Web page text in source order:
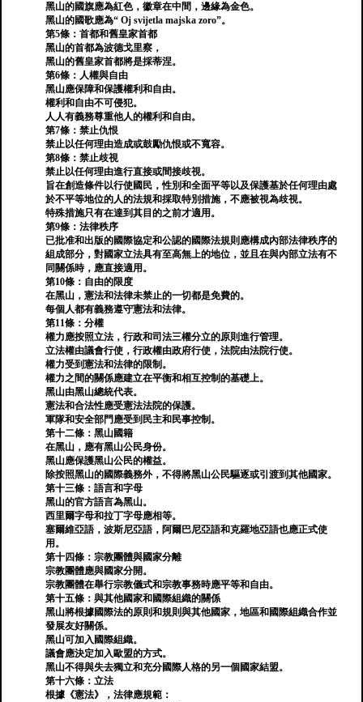
黑山的國旗應為紅色，徽章在中間，邊緣為金色。
黑山的國歌應為“ Oj svijetla majska zoro”。
第5條：首都和舊皇家首都
黑山的首都為波德戈里察，
黑山的舊皇家首都將是採蒂涅。
第6條：人權與自由
黑山應保障和保護權利和自由。
權利和自由不可侵犯。
人人有義務尊重他人的權利和自由。
第7條：禁止仇恨
禁止以任何理由造成或鼓勵仇恨或不寬容。
第8條：禁止歧視
禁止以任何理由進行直接或間接歧視。
旨在創造條件以行使國民，性別和全面平等以及保護基於任何理由處
於不平等地位的人的法規和採取特別措施，不應被視為歧視。
特殊措施只有在達到其目的之前才適用。
第9條：法律秩序
已批准和出版的國際協定和公認的國際法規則應構成內部法律秩序的
組成部分，對國家立法具有至高無上的地位，並且在與內部立法有不
同關係時，應直接適用。
第10條：自由的限度
在黑山，憲法和法律未禁止的一切都是免費的。
每個人都有義務遵守憲法和法律。
第11條：分權
權力應按照立法，行政和司法三權分立的原則進行管理。
立法權由議會行使，行政權由政府行使，法院由法院行使。
權力受到憲法和法律的限制。
權力之間的關係應建立在平衡和相互控制的基礎上。
黑山由黑山總統代表。
憲法和合法性應受憲法法院的保護。
軍隊和安全部門應受到民主和民事控制。
第十二條：黑山國籍
在黑山，應有黑山公民身份。
黑山應保護黑山公民的權益。
除按照黑山的國際義務外，不得將黑山公民驅逐或引渡到其他國家。
第十三條：語言和字母
黑山的官方語言為黑山。
西里爾字母和拉丁字母應相等。
塞爾維亞語，波斯尼亞語，阿爾巴尼亞語和克羅地亞語也應正式使
用。
第十四條：宗教團體與國家分離
宗教團體應與國家分開。
宗教團體在舉行宗教儀式和宗教事務時應平等和自由。
第十五條：與其他國家和國際組織的關係
黑山將根據國際法的原則和規則與其他國家，地區和國際組織合作並
發展友好關係。
黑山可加入國際組織。
議會應決定加入歐盟的方式。
黑山不得與失去獨立和充分國際人格的另一個國家結盟。
第十六條：立法
根據《憲法》，法律應規範：